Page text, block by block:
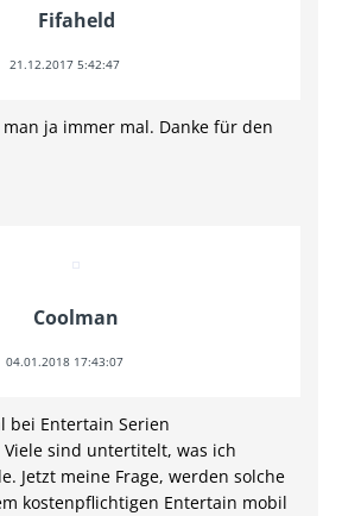
Fifaheld
21.12.2017 5:42:47
ja immer mal. Danke für den
Coolman
04.01.2018 17:43:07
bei Entertain Serien
sind untertitelt, was ich
Jetzt meine Frage, werden solche
kostenpflichtigen Entertain mobil